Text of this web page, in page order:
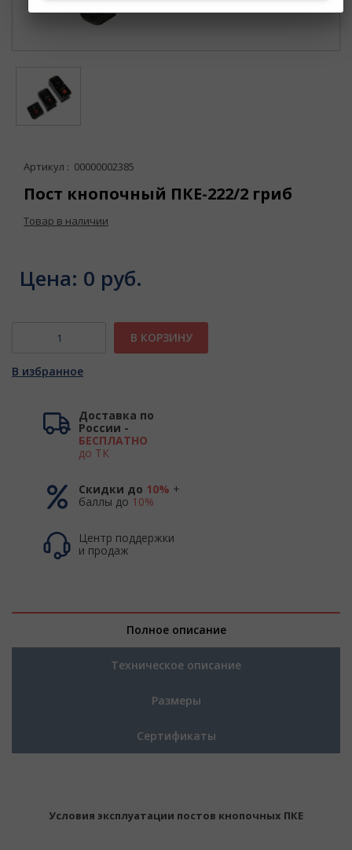
Артикул : 00000002385
Пост кнопочный ПКЕ-222/2 гриб
Товар в наличии
Цена: 0 руб.
В КОРЗИНУ
В избранное
Доставка по
России -
БЕСПЛАТНО
до ТК
Скидки до 10% +
баллы до 10%
Центр поддержки
и продаж
Полное описание
Техническое описание
Размеры
Сертификаты
Условия эксплуатации постов кнопочных ПКЕ